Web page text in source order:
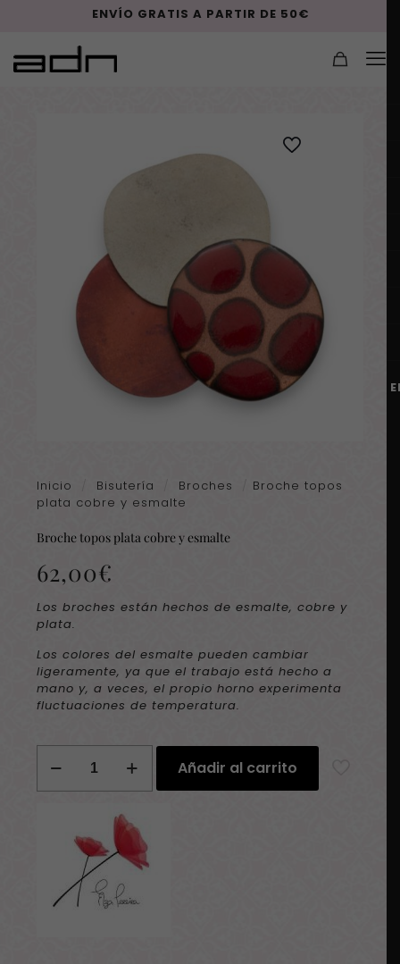
ENVÍO GRATIS A PARTIR DE 50€
Inicio Bisutería Broches
Broche topos
plata cobre y esmalte
Broche topos plata cobre y esmalte
62,00€
Los broches están hechos de esmalte, cobre y
plata.
Los colores del esmalte pueden cambiar
ligeramente, ya que el trabajo está hecho a
mano y, a veces, el propio horno experimenta
fluctuaciones de temperatura.
topos
esmalte
cantidad
Añadir al carrito